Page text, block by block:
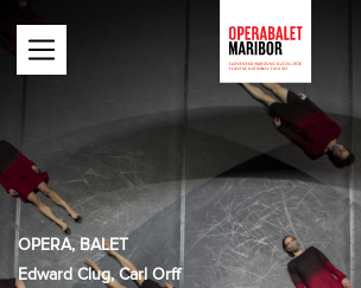
OPERA, BALET
Edward Clug, Carl Orff